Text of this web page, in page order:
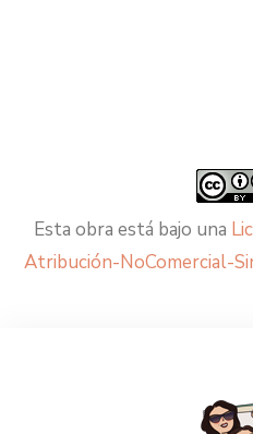
Esta obra está bajo una
Atribución-NoComercial-